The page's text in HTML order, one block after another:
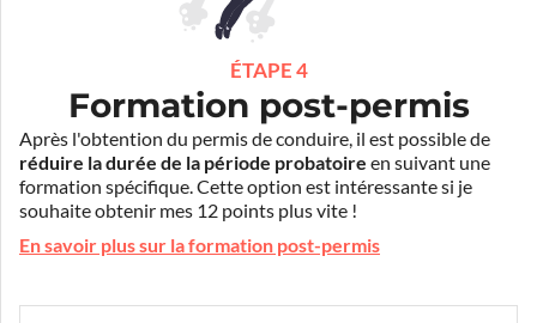
ÉTAPE 4
Formation post-permis
Après l'obtention du permis de conduire, il est possible de
réduire la durée de la période probatoire en suivant une
formation spécifique. Cette option est intéressante si je
souhaite obtenir mes 12 points plus vite !
En savoir plus sur la formation post-permis